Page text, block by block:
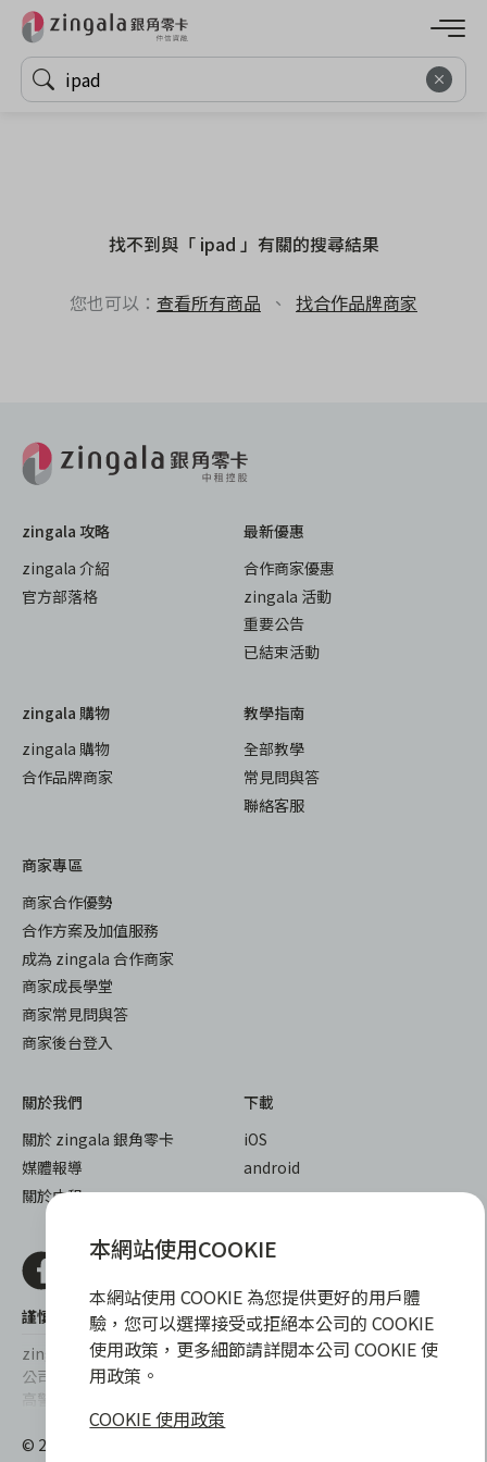
找不到與「 ipad 」有關的搜尋結果
您也可以： 查看所有商品 、 找合作品牌商家
zingala 攻略
zingala 介紹
官方部落格
最新優惠
合作商家優惠
zingala 活動
重要公告
已結束活動
zingala 購物
zingala 購物
合作品牌商家
教學指南
全部教學
常見問與答
聯絡客服
商家專區
商家合作優勢
合作方案及加值服務
成為 zingala 合作商家
商家成長學堂
商家常見問與答
商家後台登入
關於我們
關於 zingala 銀角零卡
媒體報導
關於中租
下載
iOS
android
謹慎衡量自身財務狀況，理性理財最安心
zingala銀角零卡/仲信資融沒有代辦公司及代辦業務，也未與代辦
公司合作，更不會要求您提供實體銀行提款卡或實體信用卡，請提
高警覺，勿受騙上當！
提醒您，消費前請審慎評估財務狀況，理性理財最安心。總費用年
百分率區間為0%~15.9%，實際費用率，仍以各合作商家提供之商
© 2022 仲信資融股份有限公司 Chailease Consumer Finance
本網站使用COOKIE
本網站使用 COOKIE 為您提供更好的用戶體
驗，您可以選擇接受或拒絕本公司的 COOKIE
使用政策，更多細節請詳閱本公司 COOKIE 使
用政策。
COOKIE 使用政策